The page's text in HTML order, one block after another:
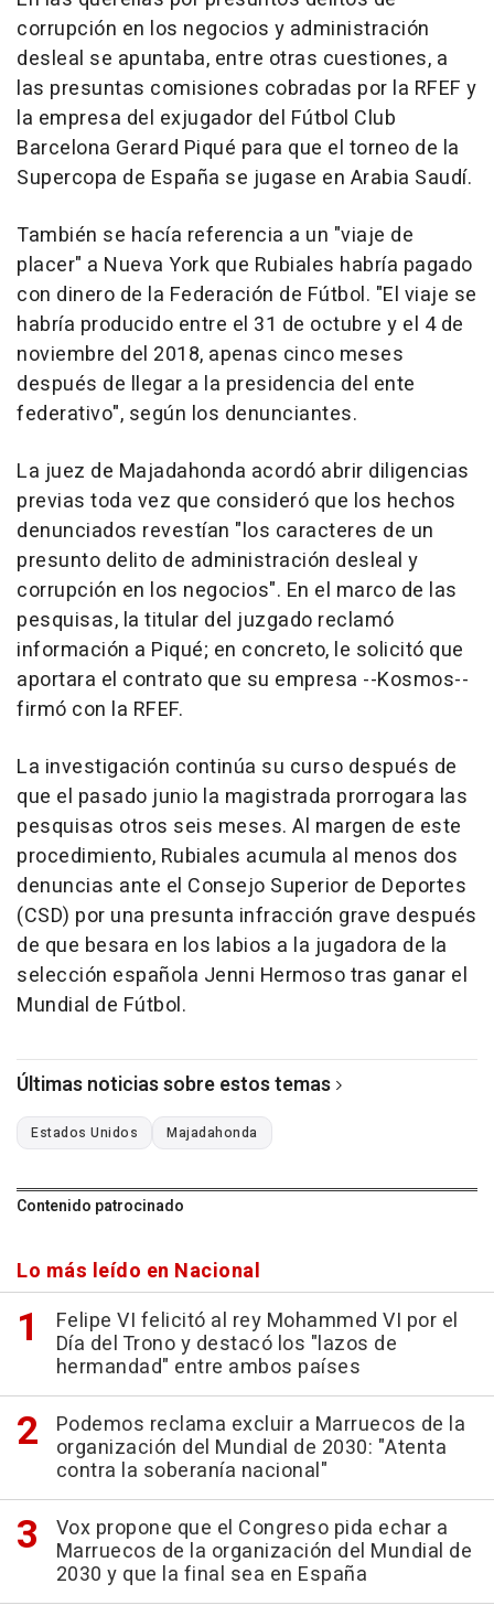
corrupción en los negocios y administración
desleal se apuntaba, entre otras cuestiones, a
las presuntas comisiones cobradas por la RFEF y
la empresa del exjugador del Fútbol Club
Barcelona Gerard Piqué para que el torneo de la
Supercopa de España se jugase en Arabia Saudí.
También se hacía referencia a un "viaje de
placer" a Nueva York que Rubiales habría pagado
con dinero de la Federación de Fútbol. "El viaje se
habría producido entre el 31 de octubre y el 4 de
noviembre del 2018, apenas cinco meses
después de llegar a la presidencia del ente
federativo", según los denunciantes.
La juez de Majadahonda acordó abrir diligencias
previas toda vez que consideró que los hechos
denunciados revestían "los caracteres de un
presunto delito de administración desleal y
corrupción en los negocios". En el marco de las
pesquisas, la titular del juzgado reclamó
información a Piqué; en concreto, le solicitó que
aportara el contrato que su empresa --Kosmos--
firmó con la RFEF.
La investigación continúa su curso después de
que el pasado junio la magistrada prorrogara las
pesquisas otros seis meses. Al margen de este
procedimiento, Rubiales acumula al menos dos
denuncias ante el Consejo Superior de Deportes
(CSD) por una presunta infracción grave después
de que besara en los labios a la jugadora de la
selección española Jenni Hermoso tras ganar el
Mundial de Fútbol.
Últimas noticias sobre estos temas
Estados Unidos Majadahonda
Contenido patrocinado
Lo más leído en Nacional
Felipe VI felicitó al rey Mohammed VI por el
Día del Trono y destacó los "lazos de
hermandad" entre ambos países
Podemos reclama excluir a Marruecos de la
organización del Mundial de 2030: "Atenta
contra la soberanía nacional"
Vox propone que el Congreso pida echar a
Marruecos de la organización del Mundial de
2030 y que la final sea en España